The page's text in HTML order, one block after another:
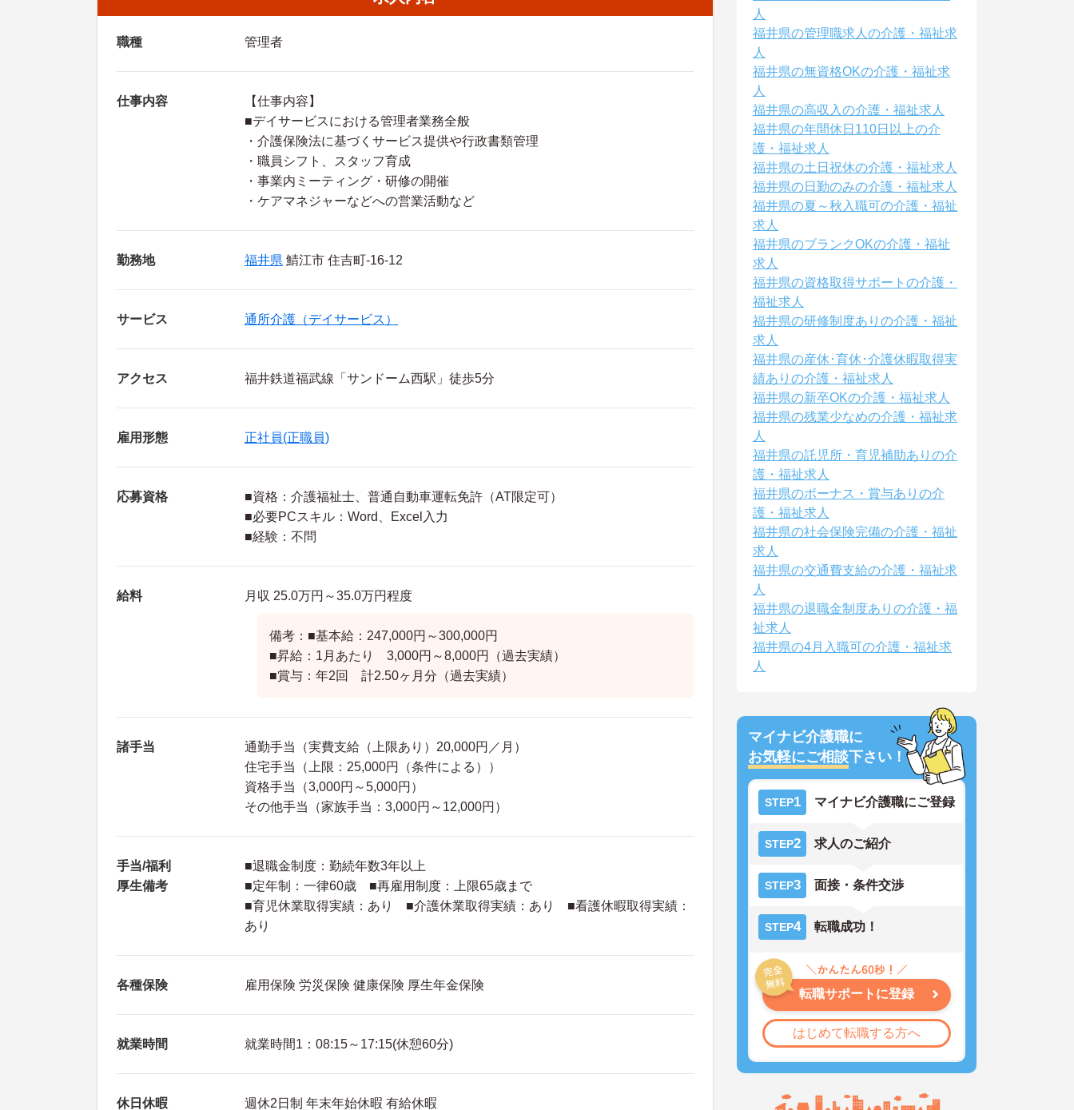
職種 管理者
仕事内容
【仕事内容】
■デイサービスにおける管理者業務全般
・介護保険法に基づくサービス提供や行政書類管理
・職員シフト、スタッフ育成
・事業内ミーティング・研修の開催
・ケアマネジャーなどへの営業活動など
勤務地 福井県 鯖江市 住吉町-16-12
サービス 通所介護（デイサービス）
アクセス 福井鉄道福武線「サンドーム西駅」徒歩5分
雇用形態 正社員(正職員)
応募資格
■資格：介護福祉士、普通自動車運転免許（AT限定可）
■必要PCスキル：Word、Excel入力
■経験：不問
給料 月収 25.0万円～35.0万円程度
備考：■基本給：247,000円～300,000円
■昇給：1月あたり 3,000円～8,000円（過去実績）
■賞与：年2回 計2.50ヶ月分（過去実績）
諸手当
通勤手当（実費支給（上限あり）20,000円／月）
住宅手当（上限：25,000円（条件による））
資格手当（3,000円～5,000円）
その他手当（家族手当：3,000円～12,000円）
手当/福利
厚生備考
■退職金制度：勤続年数3年以上
■定年制：一律60歳 ■再雇用制度：上限65歳まで
■育児休業取得実績：あり ■介護休業取得実績：あり ■看護休暇取得実績：
あり
各種保険 雇用保険 労災保険 健康保険 厚生年金保険
就業時間 就業時間1：08:15～17:15(休憩60分)
休日休暇 週休2日制 年末年始休暇 有給休暇
人
福井県の管理職求人の介護・福祉求
人
福井県の無資格OKの介護・福祉求
人
福井県の高収入の介護・福祉求人
福井県の年間休日110日以上の介
護・福祉求人
福井県の土日祝休の介護・福祉求人
福井県の日勤のみの介護・福祉求人
福井県の夏～秋入職可の介護・福祉
求人
福井県のブランクOKの介護・福祉
求人
福井県の資格取得サポートの介護・
福祉求人
福井県の研修制度ありの介護・福祉
求人
福井県の産休･育休･介護休暇取得実
績ありの介護・福祉求人
福井県の新卒OKの介護・福祉求人
福井県の残業少なめの介護・福祉求
人
福井県の託児所・育児補助ありの介
護・福祉求人
福井県のボーナス・賞与ありの介
護・福祉求人
福井県の社会保険完備の介護・福祉
求人
福井県の交通費支給の介護・福祉求
人
福井県の退職金制度ありの介護・福
祉求人
福井県の4月入職可の介護・福祉求
人
マイナビ介護職に
お気軽にご相談下さい！
STEP1 マイナビ介護職にご登録
STEP2 求人のご紹介
STEP3 面接・条件交渉
STEP4 転職成功！
転職サポートに登録
はじめて転職する方へ